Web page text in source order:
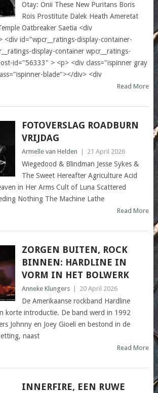
Otay: Onii These New Puritans Boris
Rois Prostitute Dalek Heath Ameretat
Oatbreaker Saetia <div
<div id="wpcr__ratings-display-container-
display-container wpcr__ratings-
id="56333" > <p> <div class="ispinner gray
blade"></div> <div
Read More
FOTOVERSLAG ROADBURN
VRIJDAG
Armelle van Helden 21 April 2026
Wiegedood & Blindman Jesse Sykes &
The Sweet Hereafter Agriculture Acid
in Her Arms Cult of Luna Scattered
Nothing The Machine Lathe
Read More
ZORGEN BUITEN, ROCK
BINNEN: HARDLINE IN
VORM IN HET BOLWERK
Anneke Klungers 20 April 2026
De Amerikaanse rockband Hardline
korte introductie. De band werd in 1992
Johnny en Joey Gioeli en bestond in de
naast
Read More
INNERFIRE, EEN RUWE